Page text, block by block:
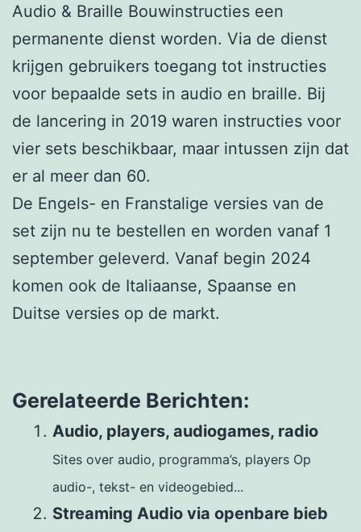
Audio & Braille Bouwinstructies een
permanente dienst worden. Via de dienst
krijgen gebruikers toegang tot instructies
voor bepaalde sets in audio en braille. Bij
de lancering in 2019 waren instructies voor
vier sets beschikbaar, maar intussen zijn dat
er al meer dan 60.
De Engels- en Franstalige versies van de
set zijn nu te bestellen en worden vanaf 1
september geleverd. Vanaf begin 2024
komen ook de Italiaanse, Spaanse en
Duitse versies op de markt.
Gerelateerde Berichten:
Audio, players, audiogames, radio
Sites over audio, programma’s, players Op
audio-, tekst- en videogebied...
Streaming Audio via openbare bieb